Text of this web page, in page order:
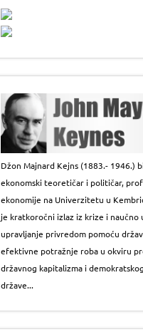
Džon Majnard Kejns (1883.- 1946.)
ekonomski teoretičar i političar,
ekonomije na Univerzitetu u
je kratkoročni izlaz iz krize i naučno
upravljanje privredom pomoću
efektivne potražnje roba u okviru
državnog kapitalizma i
države...